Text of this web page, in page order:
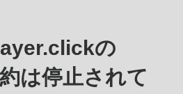
の
は停止されて